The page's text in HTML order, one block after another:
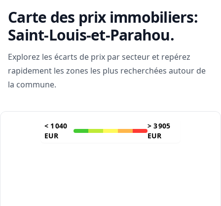
Carte des prix immobiliers:
Saint-Louis-et-Parahou.
Explorez les écarts de prix par secteur et repérez
rapidement les zones les plus recherchées autour de
la commune.
< 1 040
EUR
> 3 905
EUR